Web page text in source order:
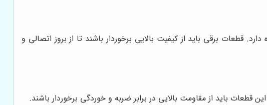
قطعات برقی باید از کیفیت بالایی برخوردار باشند تا از بروز اتصالی و
قطعات باید از مقاومت بالایی در برابر ضربه و خوردگی برخوردار باشند.